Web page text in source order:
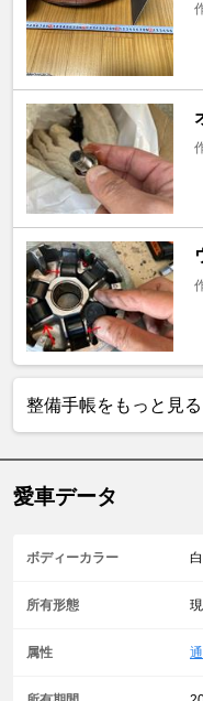
整備手帳をもっと見る
愛車データ
ボディーカラー 白
所有形態
属性